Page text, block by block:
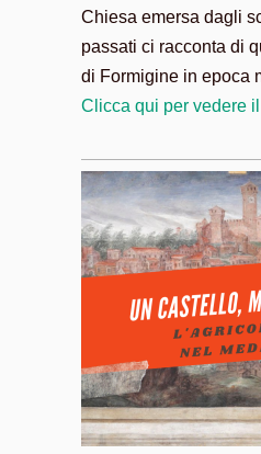
Chiesa emersa dagli
passati ci racconta di
di Formigine in epoca
Clicca qui per vedere